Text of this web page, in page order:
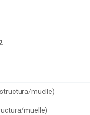
muelle)
muelle)